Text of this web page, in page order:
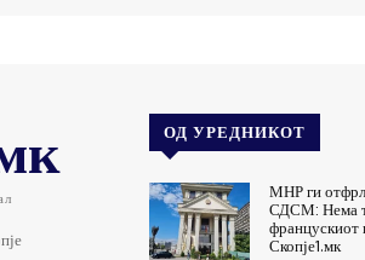
ОД УРЕДНИКОТ
МНР ги
СДСМ: Нема
францускиот
Скопје1.мк